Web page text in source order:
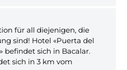
für all diejenigen, die
sind! Hotel «Puerta del
befindet sich in Bacalar.
sich in 3 km vom